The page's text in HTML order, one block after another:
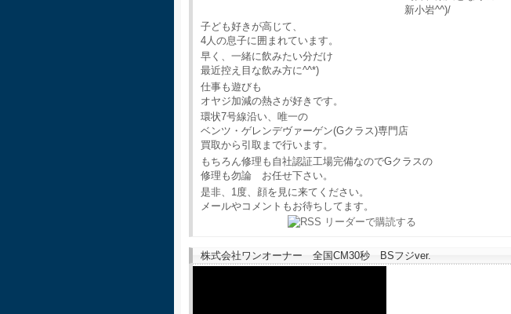
新小岩^^)/
子ども好きが高じて、
4人の息子に囲まれています。
早く、一緒に飲みたい分だけ
最近控え目な飲み方に^^*)
仕事も遊びも
オヤジ加減の熱さが好きです。
環状7号線沿い、唯一の
ベンツ・ゲレンデヴァーゲン(Gクラス)専門店
買取から引取まで行います。
もちろん修理も自社認証工場完備なのでGクラスの
修理も勿論 お任せ下さい。
是非、1度、顔を見に来てください。
メールやコメントもお待ちしてます。
株式会社ワンオーナー 全国CM30秒 BSフジver.